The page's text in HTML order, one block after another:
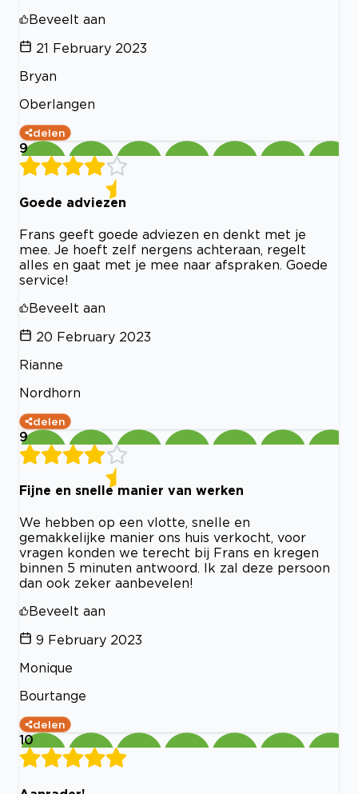
Beveelt aan
21 February 2023
Bryan
Oberlangen
delen
9
Goede adviezen
Frans geeft goede adviezen en denkt met je
mee. Je hoeft zelf nergens achteraan, regelt
alles en gaat met je mee naar afspraken. Goede
service!
Beveelt aan
20 February 2023
Rianne
Nordhorn
delen
9
Fijne en snelle manier van werken
We hebben op een vlotte, snelle en
gemakkelijke manier ons huis verkocht, voor
vragen konden we terecht bij Frans en kregen
binnen 5 minuten antwoord. Ik zal deze persoon
dan ook zeker aanbevelen!
Beveelt aan
9 February 2023
Monique
Bourtange
delen
10